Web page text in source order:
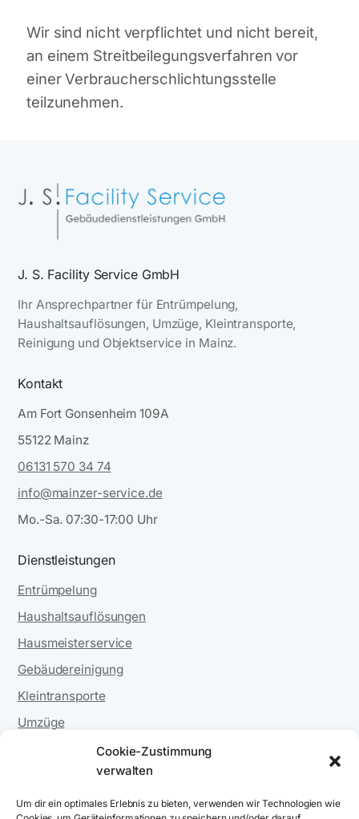
Cookie-Zustimmung
verwalten
Um dir ein optimales Erlebnis zu bieten, verwenden wir Technologien wie
Wir sind nicht verpflichtet und nicht bereit,
an einem Streitbeilegungsverfahren vor
einer Verbraucherschlichtungsstelle
teilzunehmen.
J. S. Facility Service GmbH
Ihr Ansprechpartner für Entrümpelung,
Haushaltsauflösungen, Umzüge, Kleintransporte,
Reinigung und Objektservice in Mainz.
Kontakt
Am Fort Gonsenheim 109A
55122 Mainz
06131 570 34 74
info@mainzer-service.de
Mo.-Sa. 07:30-17:00 Uhr
Dienstleistungen
Entrümpelung
Haushaltsauflösungen
Hausmeisterservice
Gebäudereinigung
Kleintransporte
Umzüge
Entsorgungen